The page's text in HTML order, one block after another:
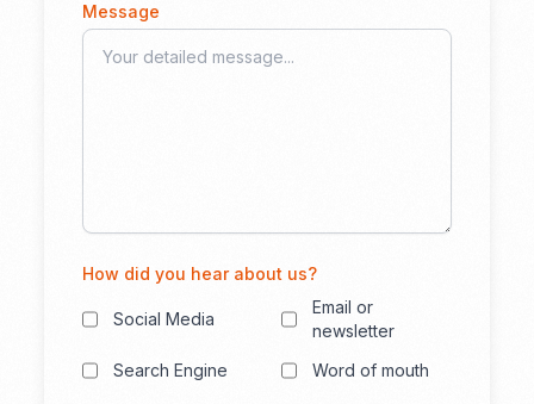
Message
How did you hear about us?
Social Media
Email or
newsletter
Search Engine
Word of mouth